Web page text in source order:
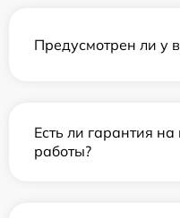
Предусмотрен ли у
Есть ли гарантия
работы?